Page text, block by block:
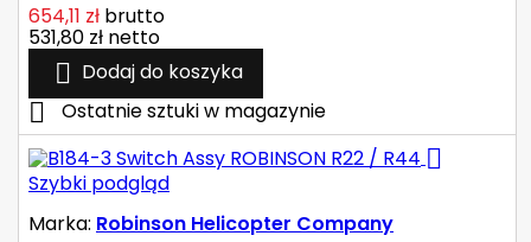
654,11 zł brutto
531,80 zł netto
 Dodaj do koszyka
 Ostatnie sztuki w magazynie

Szybki podgląd
Marka: Robinson Helicopter Company